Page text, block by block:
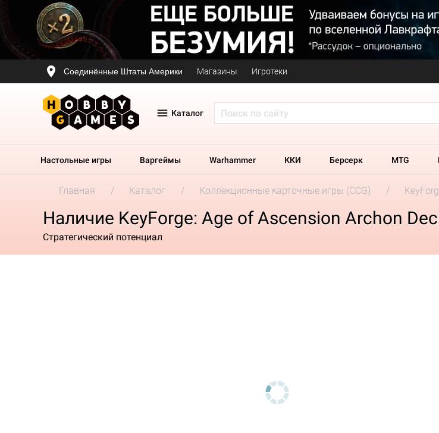
Соединённые Штаты Америки Магазины Игротеки
Каталог
Настольные игры Варгеймы Warhammer ККИ Берсерк MTG
Главная Каталог Коллекционные карточные игры (CCG)
Наличие KeyForge: Age of Ascension Archon
Стратегический потенциал